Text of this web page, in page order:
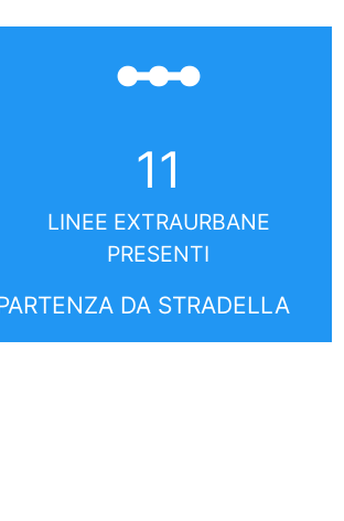
linear_scale
11
LINEE EXTRAURBANE
PRESENTI
DA STRADELLA